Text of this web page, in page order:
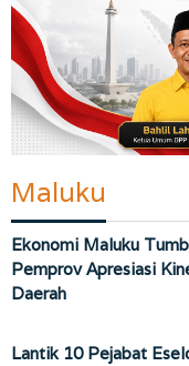
Maluku
Ekonomi Maluku
Pemprov Apresiasi
Daerah
Lantik 10 Pejabat